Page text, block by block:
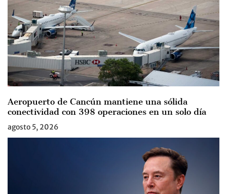
Aeropuerto de Cancún mantiene una sólida
conectividad con 398 operaciones en un solo día
agosto 5, 2026